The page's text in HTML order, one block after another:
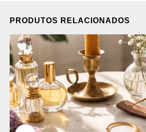
PRODUTOS RELACIONADOS
ADICIONAR
OS
FAVORITOS